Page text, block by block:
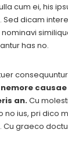
cum ei, his
dicam
has no.
nemore
an.Cu
ius, pri dico
Cu graeco